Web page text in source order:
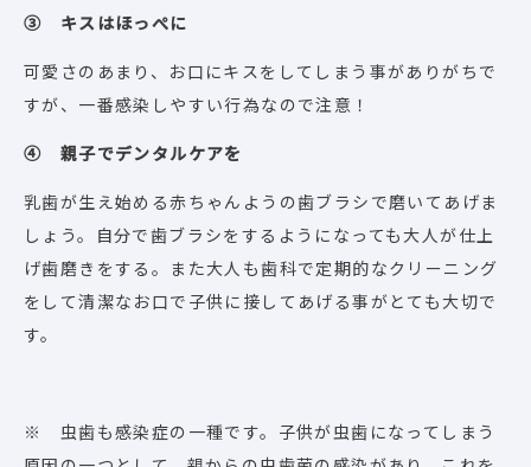
③ キスはほっぺに
可愛さのあまり、お口にキスをしてしまう事がありがちで
すが、一番感染しやすい行為なので注意！
④ 親子でデンタルケアを
乳歯が生え始める赤ちゃんようの歯ブラシで磨いてあげま
しょう。自分で歯ブラシをするようになっても大人が仕上
げ歯磨きをする。また大人も歯科で定期的なクリーニング
をして清潔なお口で子供に接してあげる事がとても大切で
す。
※ 虫歯も感染症の一種です。子供が虫歯になってしまう